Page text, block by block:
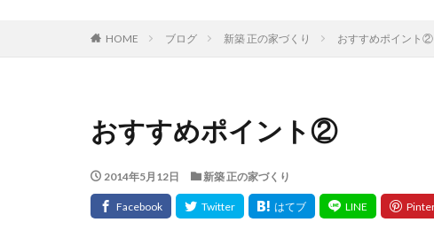
HOME ブログ 新築 正の家づくり おすすめポイント②
おすすめポイント②
2014年5月12日 新築 正の家づくり